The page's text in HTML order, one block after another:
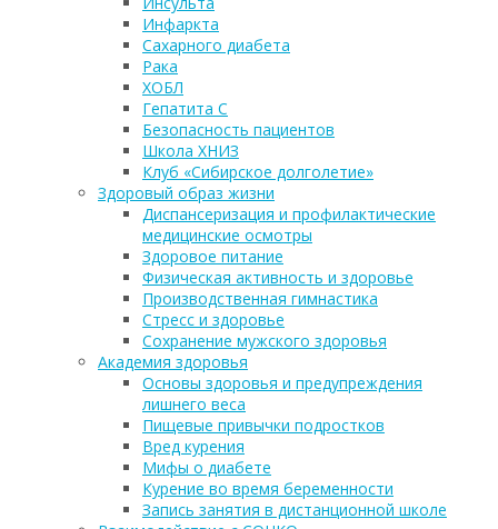
Инфаркта
Сахарного диабета
Рака
ХОБЛ
Гепатита С
Безопасность пациентов
Школа ХНИЗ
Клуб «Сибирское долголетие»
Здоровый образ жизни
Диспансеризация и профилактические
медицинские осмотры
Здоровое питание
Физическая активность и здоровье
Производственная гимнастика
Стресс и здоровье
Сохранение мужского здоровья
Академия здоровья
Основы здоровья и предупреждения
лишнего веса
Пищевые привычки подростков
Вред курения
Мифы о диабете
Курение во время беременности
Запись занятия в дистанционной школе